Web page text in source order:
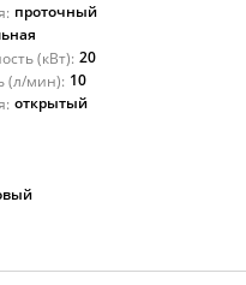
проточный
(кВт): 20
(л/мин): 10
открытый